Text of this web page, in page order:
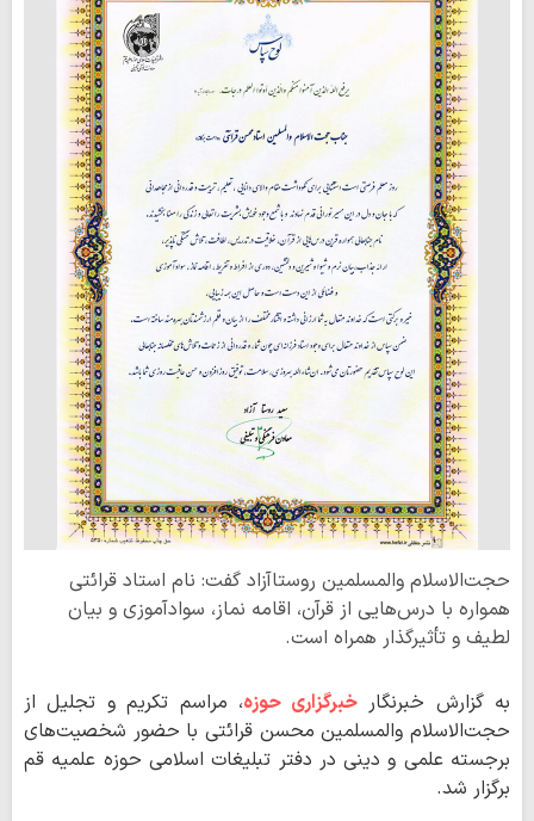
حجت‌الاسلام والمسلمین روستاآزاد گفت: نام استاد قرائتی
همواره با درس‌هایی از قرآن، اقامه نماز، سوادآموزی و بیان
لطیف و تأثیرگذار همراه است.
به گزارش خبرنگارخبرگزاری حوزه، مراسم تکریم و تجلیل از
حجت‌الاسلام والمسلمین محسن قرائتی با حضور شخصیت‌های
برجسته علمی و دینی در دفتر تبلیغات اسلامی حوزه علمیه قم
برگزار شد.